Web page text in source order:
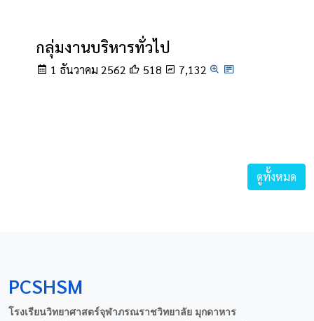
กลุ่มงานบริหารทั่วไป
1 ธันวาคม 2562 518 7,132
ดูทั้งหมด
PCSHSM
โรงเรียนวิทยาศาสตร์จุฬาภรณราชวิทยาลัย มุกดาหาร